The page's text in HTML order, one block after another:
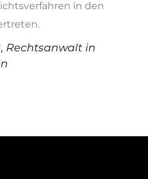
in den
Rechtsanwalt in